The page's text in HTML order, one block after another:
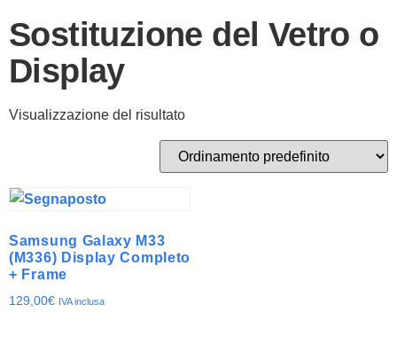
Sostituzione del Vetro o
Display
Visualizzazione del risultato
Samsung Galaxy M33
(M336) Display Completo
+ Frame
129,00€ IVA inclusa